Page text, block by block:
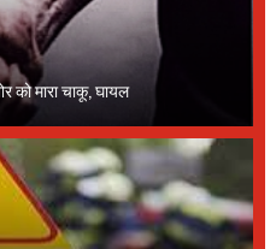
को मारा चाकू, घायल